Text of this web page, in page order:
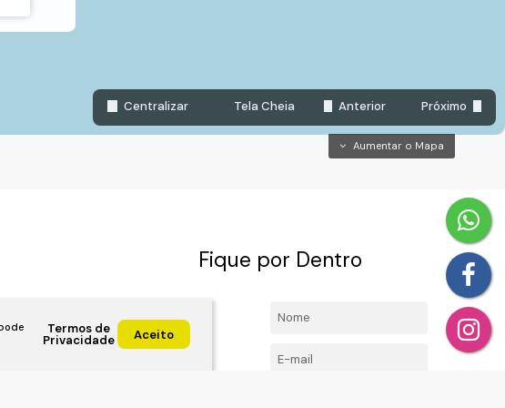
Termos de
Privacidade Aceito
Aumentar o Mapa
Centralizar Tela Cheia Anterior Próximo
(11) 4492-
Fique por Dentro